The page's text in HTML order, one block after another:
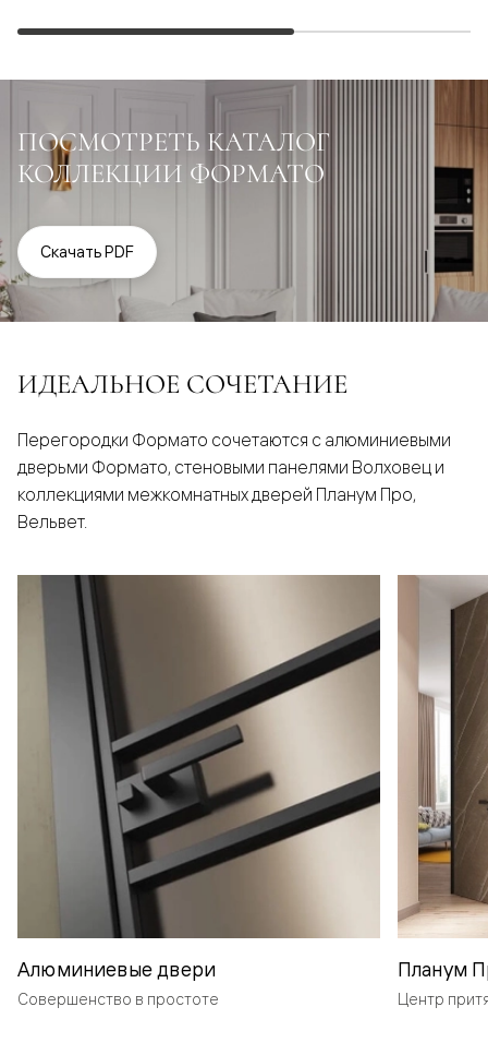
ПОСМОТРЕТЬ КАТАЛОГ
КОЛЛЕКЦИИ ФОРМАТО
Скачать PDF
ИДЕАЛЬНОЕ СОЧЕТАНИЕ
Перегородки Формато сочетаются с алюминиевыми
дверьми Формато, стеновыми панелями Волховец и
коллекциями межкомнатных дверей Планум Про,
Вельвет.
Алюминиевые двери
Совершенство в простоте
Планум
Центр